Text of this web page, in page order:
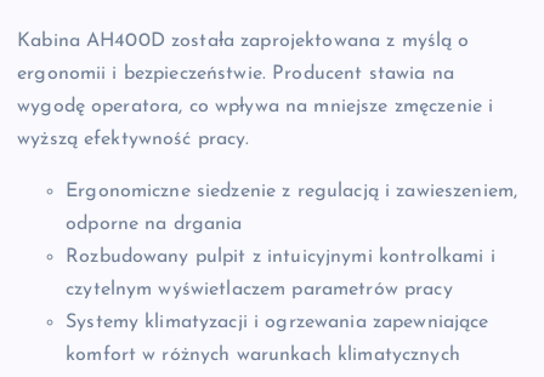
Kabina AH400D została zaprojektowana z myślą o
ergonomii i bezpieczeństwie. Producent stawia na
wygodę operatora, co wpływa na mniejsze zmęczenie i
wyższą efektywność pracy.
Ergonomiczne siedzenie z regulacją i zawieszeniem,
odporne na drgania
Rozbudowany pulpit z intuicyjnymi kontrolkami i
czytelnym wyświetlaczem parametrów pracy
Systemy klimatyzacji i ogrzewania zapewniające
komfort w różnych warunkach klimatycznych